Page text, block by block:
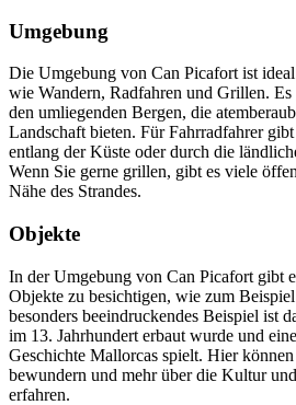
Umgebung
Die Umgebung von Can Picafort ist
wie Wandern, Radfahren und Grillen.
den umliegenden Bergen, die
Landschaft bieten. Für Fahrradfahrer
entlang der Küste oder durch die
Wenn Sie gerne grillen, gibt es viele
Nähe des Strandes.
Objekte
In der Umgebung von Can Picafort gibt
Objekte zu besichtigen, wie zum
besonders beeindruckendes Beispiel ist
im 13. Jahrhundert erbaut wurde und
Geschichte Mallorcas spielt. Hier
bewundern und mehr über die Kultur
erfahren.